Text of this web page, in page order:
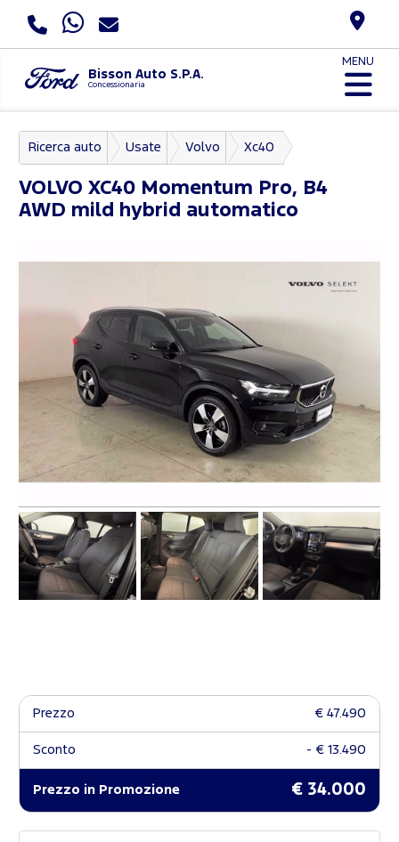
Bisson Auto S.P.A.
Concessionaria
MENU
Ricerca auto Usate Volvo Xc40
VOLVO XC40 Momentum Pro, B4
AWD mild hybrid automatico
Prezzo € 47.490
Sconto - € 13.490
Prezzo in Promozione € 34.000